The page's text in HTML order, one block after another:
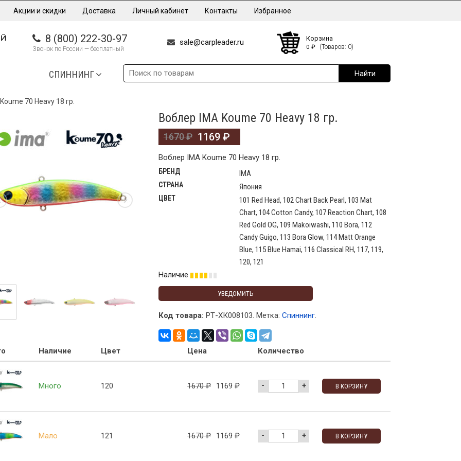
Акции и скидки Доставка Личный кабинет Контакты Избранное
8 (800) 222-30-97
Звонок по России — бесплатный
sale@carpleader.ru Корзина
0 ₽ (Товаров: 0)
СПИННИНГ
70 Heavy 18 гр.
Воблер IMA Koume 70 Heavy 18 гр.
1670₽ 1169 ₽
Воблер IMA Koume 70 Heavy 18 гр.
БРЕНД IMA
СТРАНА Япония
ЦВЕТ
101 Red Head, 102 Chart Back Pearl, 103 Mat
Chart, 104 Cotton Candy, 107 Reaction Chart, 108
Red Gold OG, 109 Makoiwashi, 110 Bora, 112
Candy Guigo, 113 Bora Glow, 114 Matt Orange
Blue, 115 Blue Hamai, 116 Classical RH, 117, 119,
120, 121
Наличие
УВЕДОМИТЬ
Код товара: РТ-ХК008103. Метка: Спиннинг.
Наличие Цвет Цена Количество
Много 120 1670₽ 1169 ₽ - + В КОРЗИНУ
Мало 121 1670₽ 1169 ₽ - + В КОРЗИНУ